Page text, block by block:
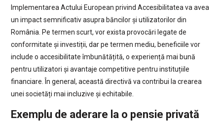
Implementarea Actului European privind Accesibilitatea va avea
un impact semnificativ asupra băncilor și utilizatorilor din
România. Pe termen scurt, vor exista provocări legate de
conformitate și investiții, dar pe termen mediu, beneficiile vor
include o accesibilitate îmbunătățită, o experiență mai bună
pentru utilizatori și avantaje competitive pentru instituțiile
financiare. În general, această directivă va contribui la crearea
unei societăți mai incluzive și echitabile.
Exemplu de aderare la o pensie privată